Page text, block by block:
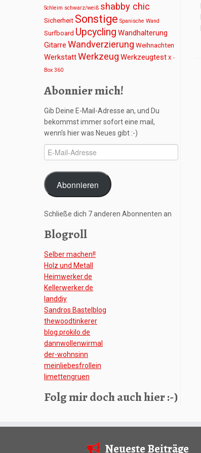
Schleim schwarz/weiß shabby chic
Sicherheit Sonstige Spanische Wand
Surfboard Upcycling Wandhalterung
Gitarre Wandverzierung Weihnachten
WerkstattWerkzeug Werkzeugtest X -
Box 360
Abonnier mich!
Gib Deine E-Mail-Adresse an, und Du
bekommst immer sofort eine mail,
wenn's hier was Neues gibt :-)
E-
Mail-
Adresse
Abonnieren
Schließe dich 7 anderen Abonnenten an
Blogroll
Selber machen!!
Holz und Metall
Heimwerker.de
Kellerwerker.de
Ianddiy
Sandros Bastelblog
thewoodtinkerer
blog.prokilo.de
dannwollenwirmal
der-wohnsinn
meinliebesfrollein
limettengruen
Folg mir doch auch hier :-)
Neueste Beiträge